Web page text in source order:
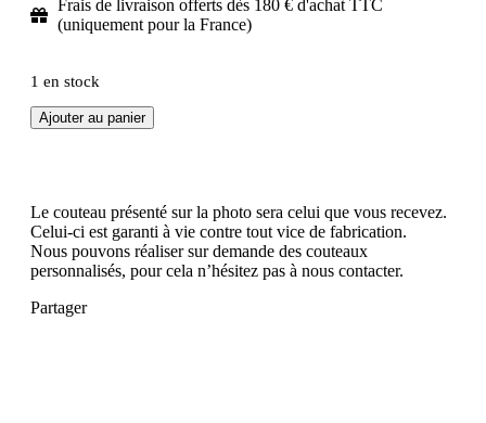
Frais de livraison offerts dès 180 € d'achat TTC
(uniquement pour la France)
1 en stock
Ajouter au panier
Le couteau présenté sur la photo sera celui que vous recevez.
Celui-ci est garanti à vie contre tout vice de fabrication.
Nous pouvons réaliser sur demande des couteaux
personnalisés, pour cela n’hésitez pas à nous contacter.
Partager